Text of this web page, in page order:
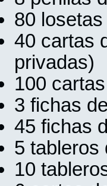
80
40 cartas
privadas)
100
3 fichas
45 fichas
5 tableros
10